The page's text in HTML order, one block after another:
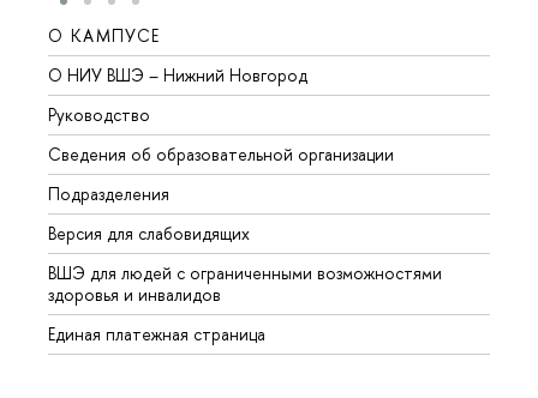
О КАМПУСЕ
О НИУ ВШЭ – Нижний Новгород
Руководство
Сведения об образовательной организации
Подразделения
Версия для слабовидящих
ВШЭ для людей с ограниченными возможностями
здоровья и инвалидов
Единая платежная страница